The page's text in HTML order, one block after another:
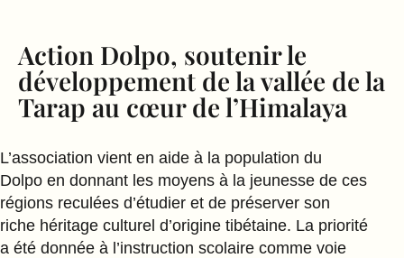
Action Dolpo, soutenir le
développement de la vallée de la
Tarap au cœur de l’Himalaya
L’association vient en aide à la population du
Dolpo en donnant les moyens à la jeunesse de ces
régions reculées d’étudier et de préserver son
riche héritage culturel d’origine tibétaine. La priorité
a été donnée à l’instruction scolaire comme voie